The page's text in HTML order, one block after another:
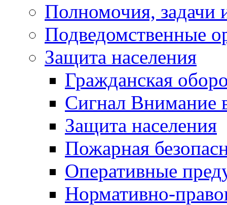
Полномочия, задачи
Подведомственные
Защита населения
Гражданская
Сигнал Внимание
Защита населения
Пожарная
Оперативные
Нормативно-